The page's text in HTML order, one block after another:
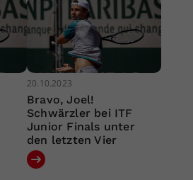
20.10.2023
Bravo, Joel!
Schwärzler bei ITF
Junior Finals unter
den letzten Vier